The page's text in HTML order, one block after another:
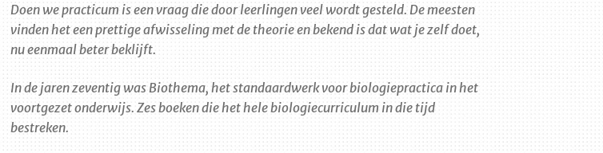
Doen we practicum is een vraag die door leerlingen veel wordt gesteld. De meesten
vinden het een prettige afwisseling met de theorie en bekend is dat wat je zelf doet,
nu eenmaal beter beklijft.
In de jaren zeventig was Biothema, het standaardwerk voor biologiepractica in het
voortgezet onderwijs. Zes boeken die het hele biologiecurriculum in die tijd
bestreken.